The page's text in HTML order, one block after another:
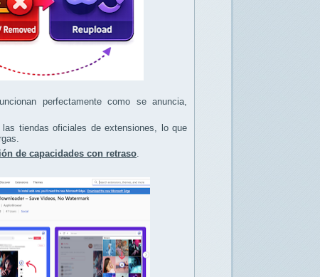
perfectamente como se anuncia,
las tiendas oficiales de extensiones, lo que
de capacidades con retraso.